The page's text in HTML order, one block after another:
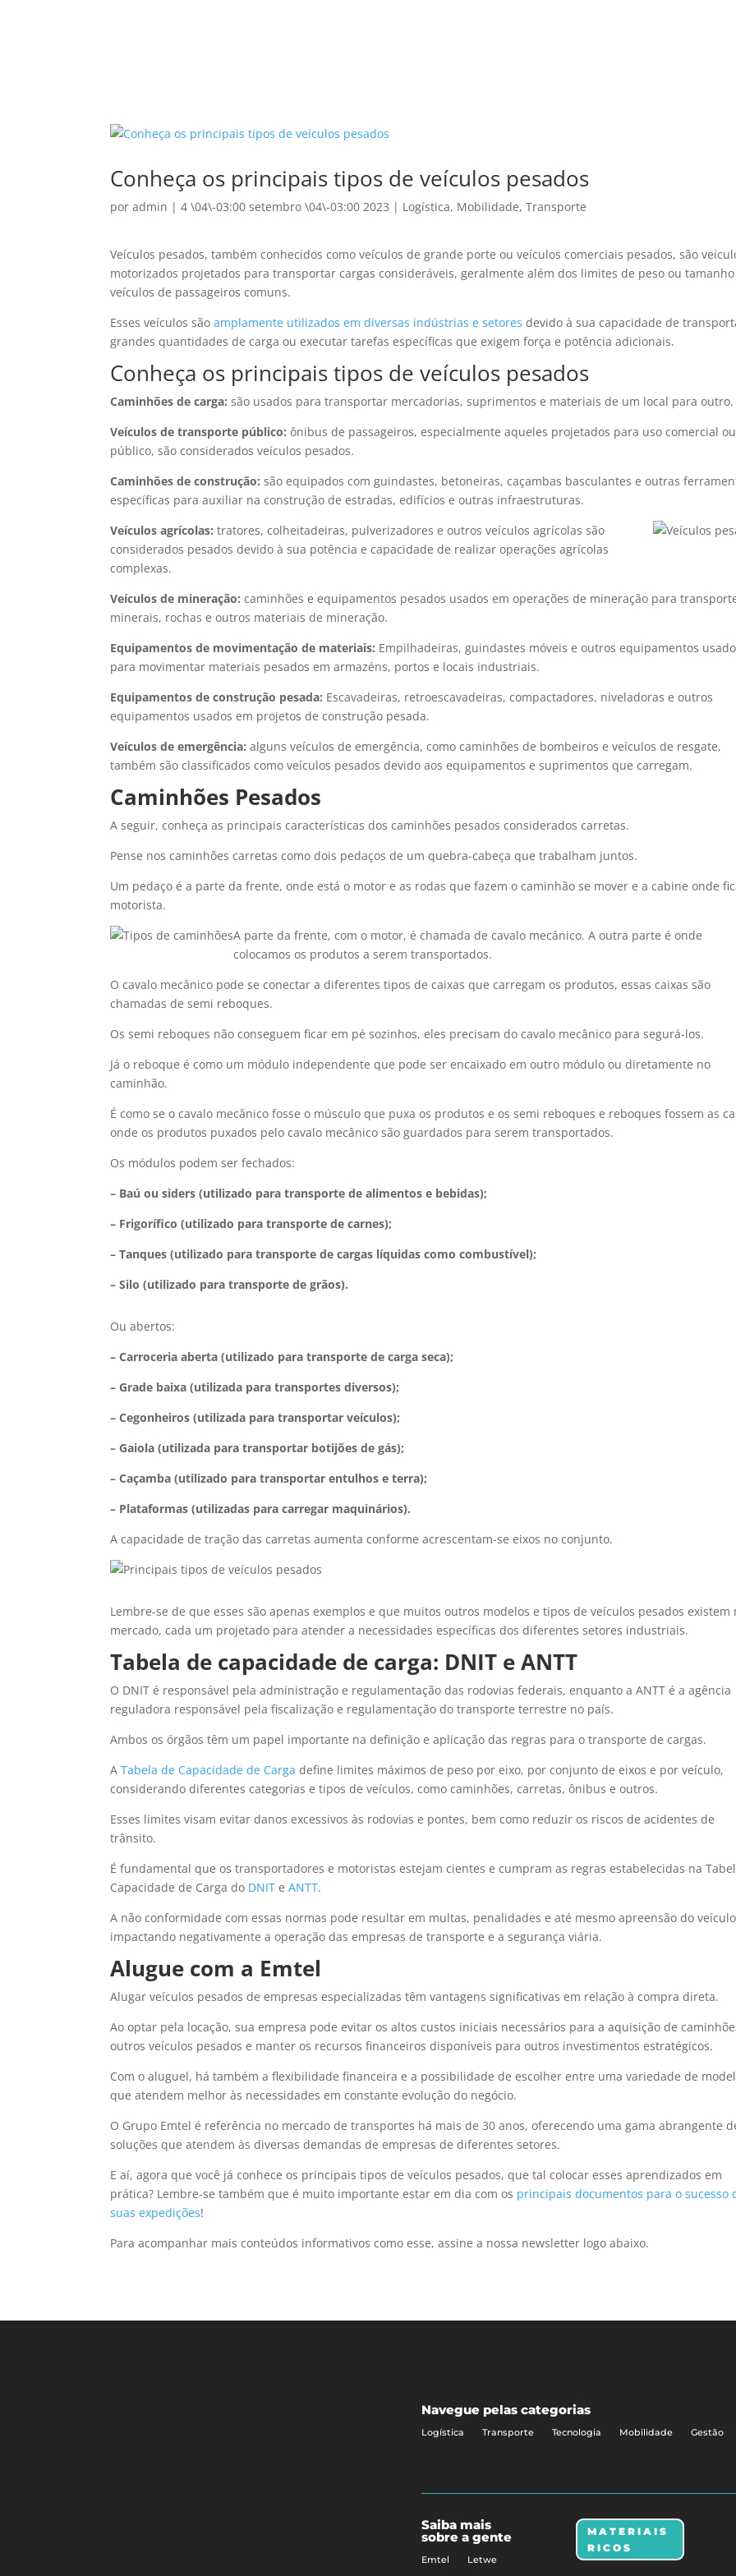
Conheça os principais tipos de veículos pesados
poradmin |4 \04\-03:00 setembro \04\-03:00 2023 | Logística, Mobilidade,Transporte
Veículos pesados, também conhecidos como veículos de grande porte ou veículos comerciais pesados, são
motorizados projetados para transportar cargas consideráveis, geralmente além dos limites de peso ou
veículos de passageiros comuns.
Esses veículos sãoamplamente utilizados em diversas indústrias e setores devido à sua capacidade de
grandes quantidades de carga ou executar tarefas específicas que exigem força e potência adicionais.
Conheça os principais tipos de veículos pesados
Caminhões de carga:são usados para transportar mercadorias, suprimentos e materiais de um local para outro.
Veículos de transporte público: ônibus de passageiros, especialmente aqueles projetados para uso comercial ou
público, são considerados veículos pesados.
Caminhões de construção: são equipados com guindastes, betoneiras, caçambas basculantes e outras
específicas para auxiliar na construção de estradas, edifícios e outras infraestruturas.
Veículos agrícolas: tratores, colheitadeiras, pulverizadores e outros veículos agrícolas são
considerados pesados devido à sua potência e capacidade de realizar operações agrícolas
complexas.
Veículos de mineração: caminhões e equipamentos pesados usados em operações de mineração para
minerais, rochas e outros materiais de mineração.
Equipamentos de movimentação de materiais: Empilhadeiras, guindastes móveis e outros equipamentos
para movimentar materiais pesados em armazéns, portos e locais industriais.
Equipamentos de construção pesada: Escavadeiras, retroescavadeiras, compactadores, niveladoras e outros
equipamentos usados em projetos de construção pesada.
Veículos de emergência: alguns veículos de emergência, como caminhões de bombeiros e veículos de resgate,
também são classificados como veículos pesados devido aos equipamentos e suprimentos que carregam.
Caminhões Pesados
A seguir, conheça as principais características dos caminhões pesados considerados carretas.
Pense nos caminhões carretas como dois pedaços de um quebra-cabeça que trabalham juntos.
Um pedaço é a parte da frente, onde está o motor e as rodas que fazem o caminhão se mover e a cabine onde
motorista.
A parte da frente, com o motor, é chamada de cavalo mecânico. A outra parte é onde
colocamos os produtos a serem transportados.
O cavalo mecânico pode se conectar a diferentes tipos de caixas que carregam os produtos, essas caixas são
chamadas de semi reboques.
Os semi reboques não conseguem ficar em pé sozinhos, eles precisam do cavalo mecânico para segurá-los.
Já o reboque é como um módulo independente que pode ser encaixado em outro módulo ou diretamente no
caminhão.
É como se o cavalo mecânico fosse o músculo que puxa os produtos e os semi reboques e reboques fossem as
onde os produtos puxados pelo cavalo mecânico são guardados para serem transportados.
Os módulos podem ser fechados:
– Baú ou siders (utilizado para transporte de alimentos e bebidas);
– Frigorífico (utilizado para transporte de carnes);
– Tanques (utilizado para transporte de cargas líquidas como combustível);
– Silo (utilizado para transporte de grãos).
Ou abertos:
– Carroceria aberta (utilizado para transporte de carga seca);
– Grade baixa (utilizada para transportes diversos);
– Cegonheiros (utilizada para transportar veículos);
– Gaiola (utilizada para transportar botijões de gás);
– Caçamba (utilizado para transportar entulhos e terra);
– Plataformas (utilizadas para carregar maquinários).
A capacidade de tração das carretas aumenta conforme acrescentam-se eixos no conjunto.
Lembre-se de que esses são apenas exemplos e que muitos outros modelos e tipos de veículos pesados existem
mercado, cada um projetado para atender a necessidades específicas dos diferentes setores industriais.
Tabela de capacidade de carga: DNIT e ANTT
O DNIT é responsável pela administração e regulamentação das rodovias federais, enquanto a ANTT é a agência
reguladora responsável pela fiscalização e regulamentação do transporte terrestre no país.
Ambos os órgãos têm um papel importante na definição e aplicação das regras para o transporte de cargas.
ATabela de Capacidade de Carga define limites máximos de peso por eixo, por conjunto de eixos e por veículo,
considerando diferentes categorias e tipos de veículos, como caminhões, carretas, ônibus e outros.
Esses limites visam evitar danos excessivos às rodovias e pontes, bem como reduzir os riscos de acidentes de
trânsito.
É fundamental que os transportadores e motoristas estejam cientes e cumpram as regras estabelecidas na
Capacidade de Carga do DNIT eANTT.
A não conformidade com essas normas pode resultar em multas, penalidades e até mesmo apreensão do
impactando negativamente a operação das empresas de transporte e a segurança viária.
Alugue com a Emtel
Alugar veículos pesados de empresas especializadas têm vantagens significativas em relação à compra direta.
Ao optar pela locação, sua empresa pode evitar os altos custos iniciais necessários para a aquisição de
outros veículos pesados e manter os recursos financeiros disponíveis para outros investimentos estratégicos.
Com o aluguel, há também a flexibilidade financeira e a possibilidade de escolher entre uma variedade de
que atendem melhor às necessidades em constante evolução do negócio.
O Grupo Emtel é referência no mercado de transportes há mais de 30 anos, oferecendo uma gama abrangente
soluções que atendem às diversas demandas de empresas de diferentes setores.
E aí, agora que você já conhece os principais tipos de veículos pesados, que tal colocar esses aprendizados em
prática? Lembre-se também que é muito importante estar em dia com os principais documentos para o sucesso
suas expedições!
Para acompanhar mais conteúdos informativos como esse, assine a nossa newsletter logo abaixo.
Navegue pelas categorias
Logística Transporte Tecnologia Mobilidade Gestão
Saiba mais
sobre a gente
Emtel Letwe
MATERIAIS
RICOS